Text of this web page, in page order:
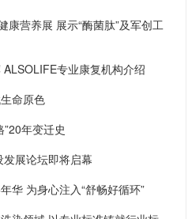
康营养展 展示“酶菌肽”及军创工
专业康复机构介绍
命原色
年变迁史
展论坛即将启幕
华 为身心注入“舒畅好循环”